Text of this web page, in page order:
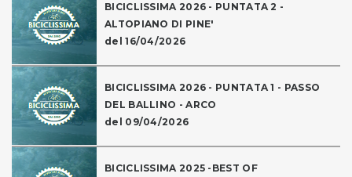
BICICLISSIMA 2026 - PUNTATA 2 -
ALTOPIANO DI PINE'
del 16/04/2026
BICICLISSIMA 2026 - PUNTATA 1 - PASSO
DEL BALLINO - ARCO
del 09/04/2026
BICICLISSIMA 2025 -BEST OF